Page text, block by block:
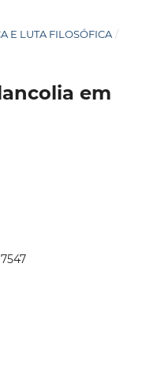
E LUTA FILOSÓFICA /
em